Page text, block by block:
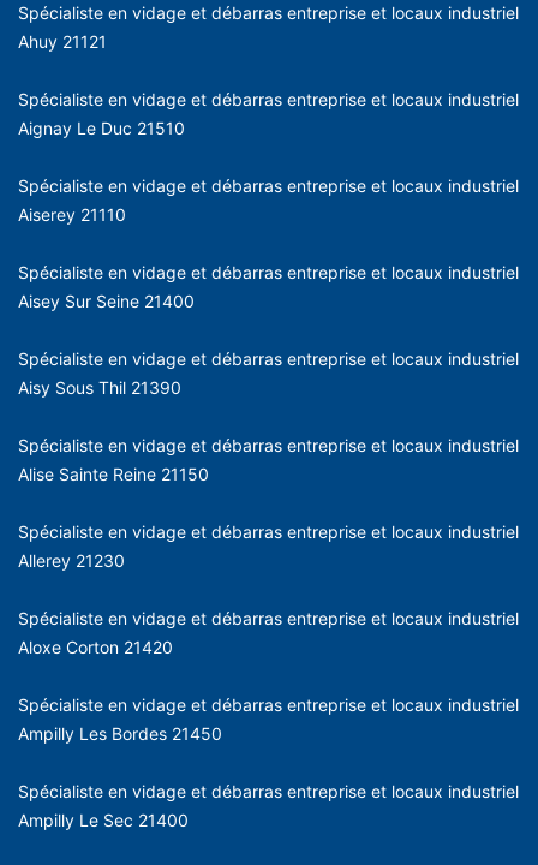
Spécialiste en vidage et débarras entreprise et locaux industriel
Ahuy 21121
Spécialiste en vidage et débarras entreprise et locaux industriel
Aignay Le Duc 21510
Spécialiste en vidage et débarras entreprise et locaux industriel
Aiserey 21110
Spécialiste en vidage et débarras entreprise et locaux industriel
Aisey Sur Seine 21400
Spécialiste en vidage et débarras entreprise et locaux industriel
Aisy Sous Thil 21390
Spécialiste en vidage et débarras entreprise et locaux industriel
Alise Sainte Reine 21150
Spécialiste en vidage et débarras entreprise et locaux industriel
Allerey 21230
Spécialiste en vidage et débarras entreprise et locaux industriel
Aloxe Corton 21420
Spécialiste en vidage et débarras entreprise et locaux industriel
Ampilly Les Bordes 21450
Spécialiste en vidage et débarras entreprise et locaux industriel
Ampilly Le Sec 21400